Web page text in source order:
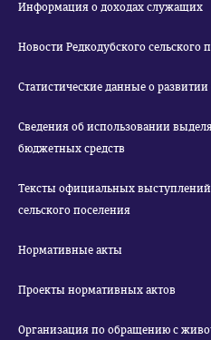
Информация о доходах служащих
Новости Редкодубского сельского
Статистические данные о развитии
Сведения об использовании
бюджетных средств
Тексты официальных выступлений
сельского поселения
Нормативные акты
Проекты нормативных актов
Организация по обращению с